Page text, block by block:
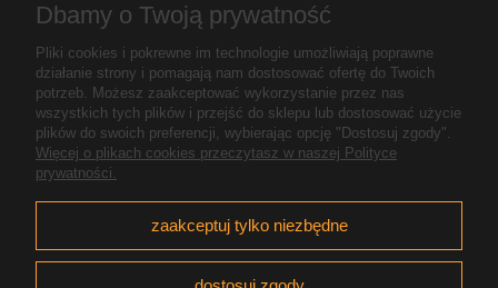
« 1 2 3 4 5 6 ... 11 »
Pomoc
Moje konto
Płatności i dostawa
Dbamy o Twoją prywatność
Pliki cookies i pokrewne im technologie umożliwiają poprawne
działanie strony i pomagają nam dostosować ofertę do Twoich
potrzeb. Możesz zaakceptować wykorzystanie przez nas
wszystkich tych plików i przejść do sklepu lub dostosować użycie
plików do swoich preferencji, wybierając opcję "Dostosuj zgody".
Więcej o plikach cookies przeczytasz w naszej Polityce
prywatności.
zaakceptuj tylko niezbędne